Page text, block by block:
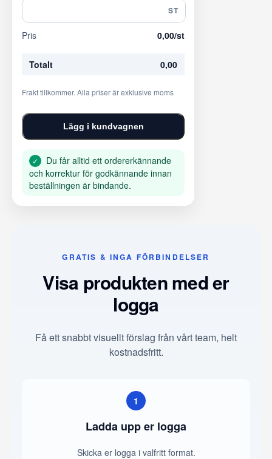
ST
Pris 0,00/st
Totalt 0,00
Frakt tillkommer. Alla priser är exklusive moms
Lägg i kundvagnen
✓
Du får alltid ett ordererkännande
och korrektur för godkännande innan
beställningen är bindande.
GRATIS & INGA FÖRBINDELSER
Visa produkten med er
logga
Få ett snabbt visuellt förslag från vårt team, helt
kostnadsfritt.
1
Ladda upp er logga
Skicka er logga i valfritt format.